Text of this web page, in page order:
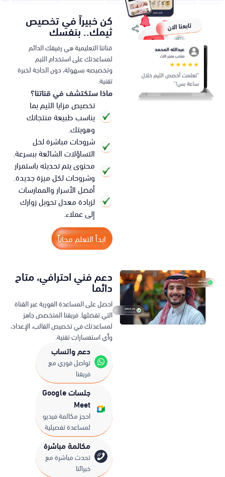
كن خبيراً في تخصيص
ثيمك.. بنفسك
قناتنا التعليمية هي رفيقك الدائم
لمساعدتك على استخدام الثيم
وتخصيصه بسهولة، دون الحاجة لخبرة
تقنية.
ماذا ستكتشف في قناتنا؟
تخصيص مزايا الثيم بما
يناسب طبيعة منتجاتك
وهويتك.
شروحات مباشرة لحل
التساؤلات الشائعة ببسرعة.
محتوى يتم تحديثه باستمرار
وشروحات لكل ميزة جديدة.
أفضل الأسرار والممارسات
لزيادة معدل تحويل زوارك
إلى عملاء.
ابدأ التعلم مجاناً
دعم فني احترافي، متاح
دائما
احصل على المساعدة الفورية عبر القناة
التي تفضلها. فريقنا المتخصص جاهز
لمساعدتك في تخصيص القالب، الإعداد،
وأي استفسارات تقنية.
دعم واتساب
تواصل فوري مع
فريقنا
جلسات Google
Meet
احجز مكالمة فيديو
لمساعدة تفصيلية
مكالمة مباشرة
تحدث مباشرة مع
خبرائنا